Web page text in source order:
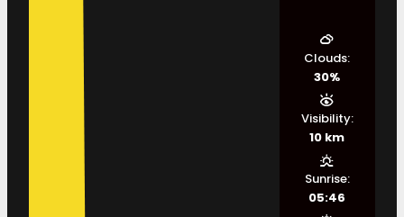
Clouds:
30%
Visibility:
10 km
Sunrise:
05:46